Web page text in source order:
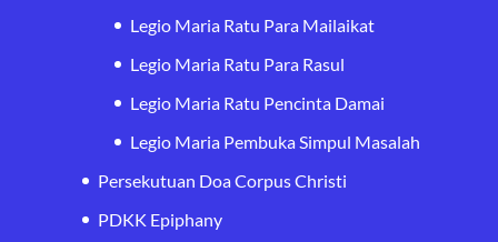
Legio Maria Ratu Para Mailaikat
Legio Maria Ratu Para Rasul
Legio Maria Ratu Pencinta Damai
Legio Maria Pembuka Simpul Masalah
Persekutuan Doa Corpus Christi
PDKK Epiphany